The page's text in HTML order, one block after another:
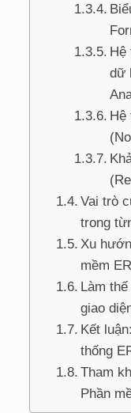
Hệ
dữ
Hệ
Vai trò
trong
Xu
mềm
Làm
giao
Kết
thống
Tham
Phần